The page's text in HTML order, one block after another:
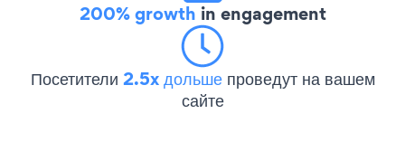
200% growth in engagement
Посетители 2.5x дольше проведут на вашем
сайте